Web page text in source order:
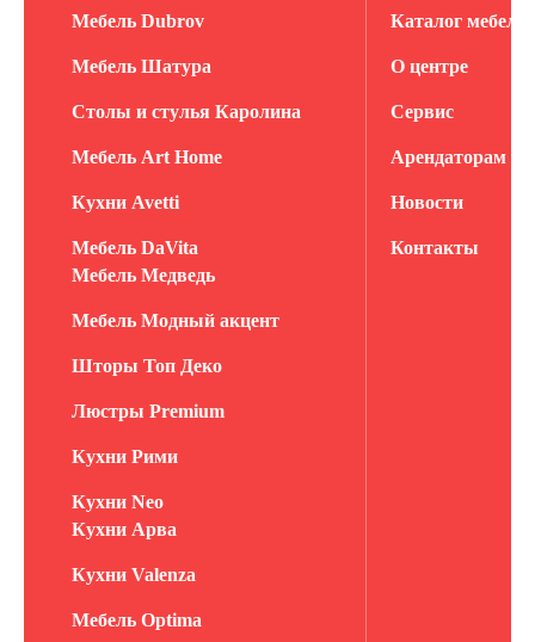
Мебель Dubrov
Мебель Шатура
Столы и стулья Каролина
Мебель Art Home
Кухни Avetti
Мебель DaVita
Мебель Медведь
Мебель Модный акцент
Шторы Топ Деко
Люстры Premium
Кухни Рими
Кухни Neo
Кухни Арва
Кухни Valenza
Мебель Optima
Каталог мебели
О центре
Сервис
Арендаторам
Новости
Контакты